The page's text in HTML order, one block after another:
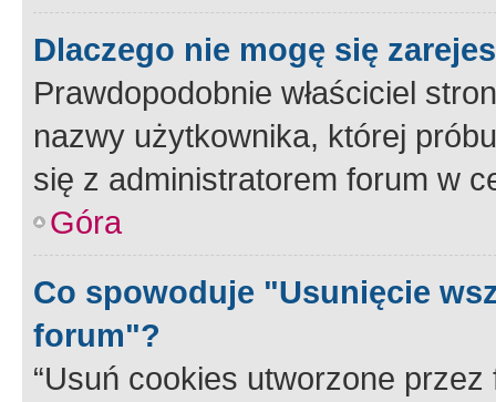
Dlaczego nie mogę się
Prawdopodobnie właściciel
nazwy użytkownika, której
się z administratorem forum w
Góra
Co spowoduje "Usunięcie
forum"?
“Usuń cookies utworzone